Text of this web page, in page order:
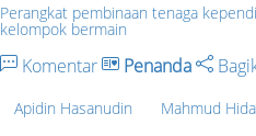
Perangkat pembinaan tenaga
kelompok bermain
Komentar Penanda
Apidin Hasanudin Mahmud